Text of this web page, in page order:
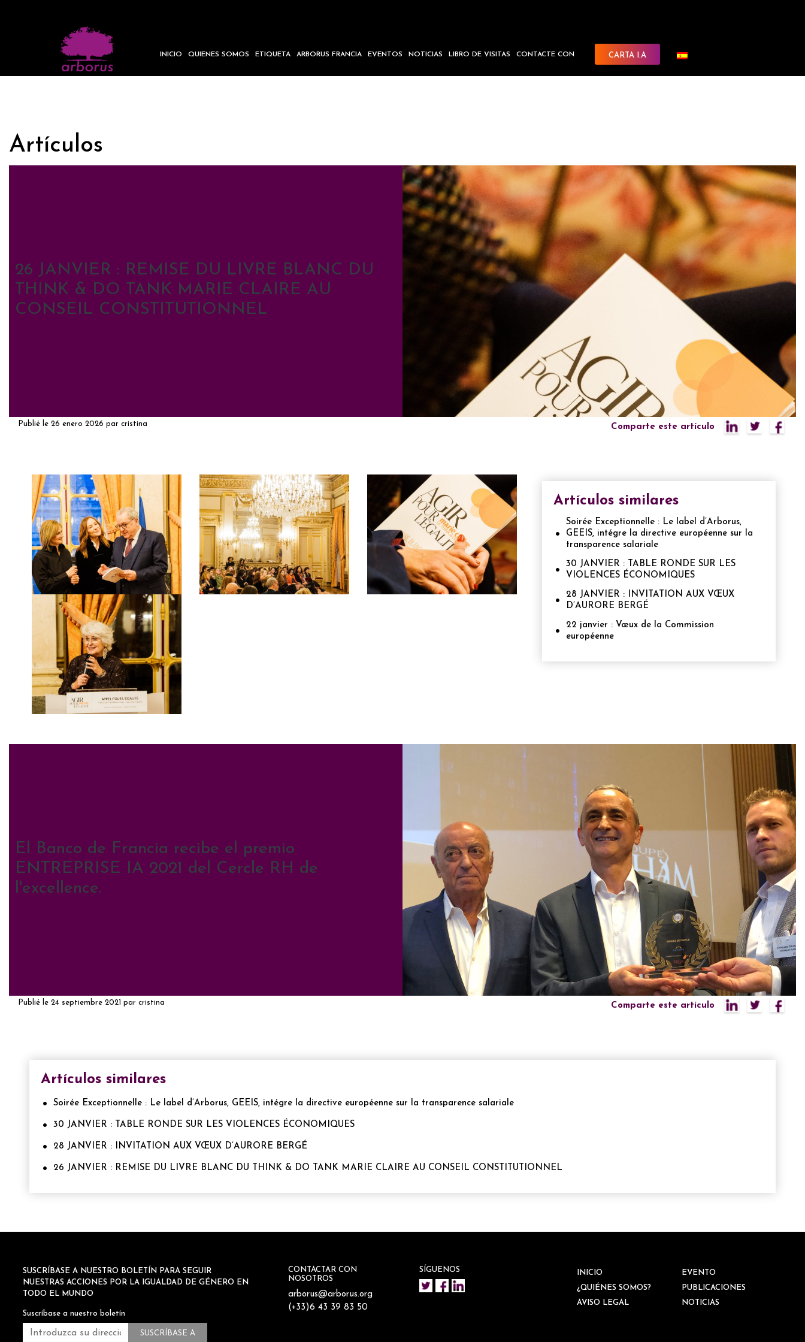
INICIO QUIENES SOMOS ETIQUETA ARBORUS FRANCIA EVENTOS NOTICIAS LIBRO DE VISITAS CONTACTE CON CARTA I.A
Artículos
26 JANVIER : REMISE DU LIVRE BLANC DU
THINK & DO TANK MARIE CLAIRE AU
CONSEIL CONSTITUTIONNEL
Publié le 26 enero 2026 par cristina Comparte este artículo
Artículos similares
Soirée Exceptionnelle : Le label d’Arborus,
GEEIS, intégre la directive européenne sur la
transparence salariale
30 JANVIER : TABLE RONDE SUR LES
VIOLENCES ÉCONOMIQUES
28 JANVIER : INVITATION AUX VŒUX
D’AURORE BERGÉ
22 janvier : Vœux de la Commission
européenne
El Banco de Francia recibe el premio
ENTREPRISE IA 2021 del Cercle RH de
l'excellence.
Publié le 24 septiembre 2021 par cristina Comparte este artículo
Artículos similares
Soirée Exceptionnelle : Le label d’Arborus, GEEIS, intégre la directive européenne sur la transparence salariale
30 JANVIER : TABLE RONDE SUR LES VIOLENCES ÉCONOMIQUES
28 JANVIER : INVITATION AUX VŒUX D’AURORE BERGÉ
26 JANVIER : REMISE DU LIVRE BLANC DU THINK & DO TANK MARIE CLAIRE AU CONSEIL CONSTITUTIONNEL
SUSCRÍBASE A NUESTRO BOLETÍN PARA SEGUIR
NUESTRAS ACCIONES POR LA IGUALDAD DE GÉNERO EN
TODO EL MUNDO
Suscríbase a nuestro boletín
CONTACTAR CON
NOSOTROS
arborus@arborus.org
(+33)6 43 39 83 50
SÍGUENOS INICIO
EVENTO
¿QUIÉNES SOMOS?
PUBLICACIONES
AVISO LEGAL
NOTICIAS